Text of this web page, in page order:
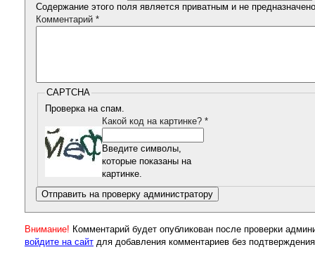
Содержание этого поля является приватным и не
Комментарий *
CAPTCHA
Проверка на спам.
Какой код на картинке? *
Введите символы,
которые показаны на
картинке.
Внимание! Комментарий будет опубликован после проверки
войдите на сайт для добавления комментариев без